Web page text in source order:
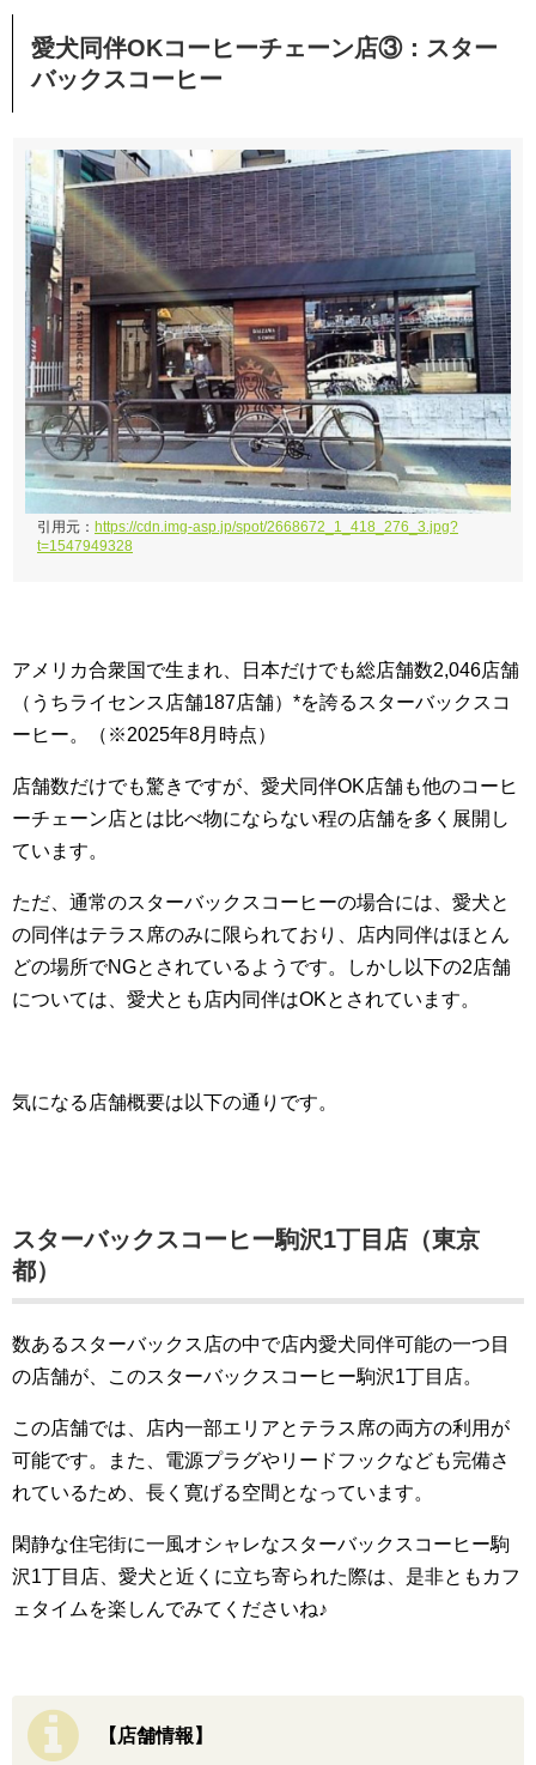
愛犬同伴OKコーヒーチェーン店③：スター
バックスコーヒー
引用元： https://cdn.img-asp.jp/spot/2668672_1_418_276_3.jpg?
t=1547949328
アメリカ合衆国で生まれ、日本だけでも総店舗数2,046店舗
（うちライセンス店舗187店舗）*を誇るスターバックスコ
ーヒー。（※2025年8月時点）
店舗数だけでも驚きですが、愛犬同伴OK店舗も他のコーヒ
ーチェーン店とは比べ物にならない程の店舗を多く展開し
ています。
ただ、通常のスターバックスコーヒーの場合には、愛犬と
の同伴はテラス席のみに限られており、店内同伴はほとん
どの場所でNGとされているようです。しかし以下の2店舗
については、愛犬とも店内同伴はOKとされています。
気になる店舗概要は以下の通りです。
スターバックスコーヒー駒沢1丁目店（東京
都）
数あるスターバックス店の中で店内愛犬同伴可能の一つ目
の店舗が、このスターバックスコーヒー駒沢1丁目店。
この店舗では、店内一部エリアとテラス席の両方の利用が
可能です。また、電源プラグやリードフックなども完備さ
れているため、長く寛げる空間となっています。
閑静な住宅街に一風オシャレなスターバックスコーヒー駒
沢1丁目店、愛犬と近くに立ち寄られた際は、是非ともカフ
ェタイムを楽しんでみてくださいね♪
【店舗情報】